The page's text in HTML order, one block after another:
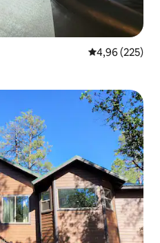
4,96 de uma
4,96 (225)